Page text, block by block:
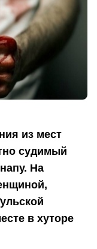
из мест
судимый
На
в хуторе